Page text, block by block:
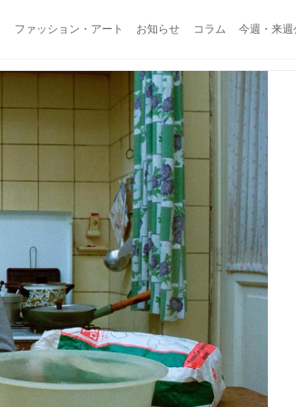
ファッション・アート お知らせ コラム 今週・来週